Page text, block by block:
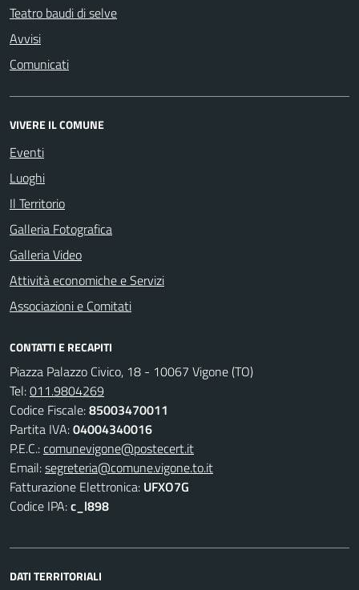
Teatro baudi di selve
Avvisi
Comunicati
VIVERE IL COMUNE
Eventi
Luoghi
Il Territorio
Galleria Fotografica
Galleria Video
Attività economiche e Servizi
Associazioni e Comitati
CONTATTI E RECAPITI
Piazza Palazzo Civico, 18 - 10067 Vigone (TO)
Tel:011.9804269
Codice Fiscale:85003470011
Partita IVA:04004340016
P.E.C.:comunevigone@postecert.it
Email:segreteria@comune.vigone.to.it
Fatturazione Elettronica: UFXO7G
Codice IPA:c_l898
DATI TERRITORIALI